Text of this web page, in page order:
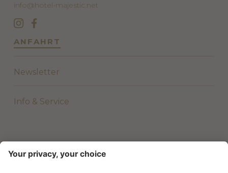
info@hotel-majestic.net
ANFAHRT
Newsletter
Info & Service